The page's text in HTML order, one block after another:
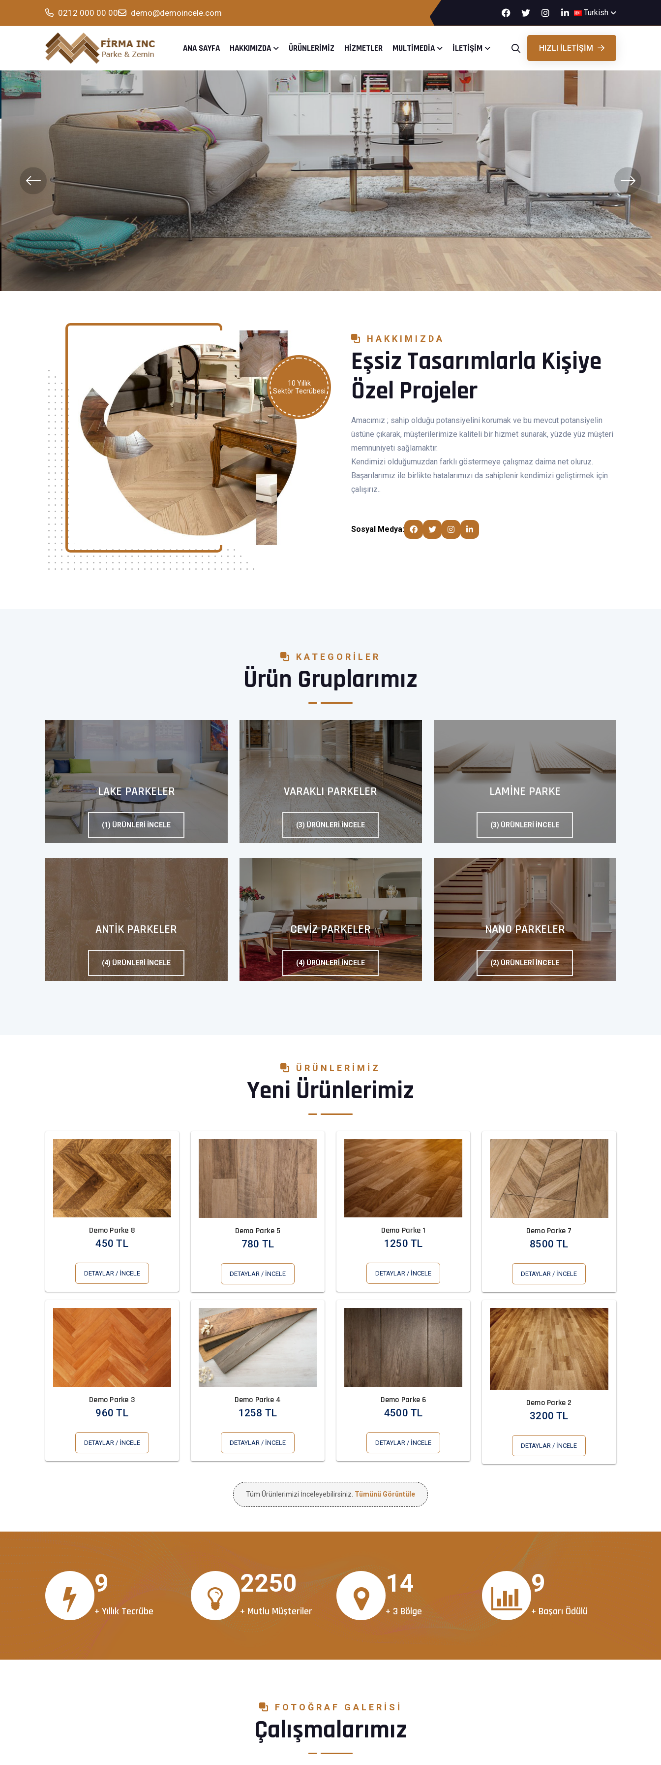
0212 000 00 00 demo@demoincele.com Turkish
ANA SAYFA HAKKIMIZDA ÜRÜNLERIMIZ HIZMETLER MULTIMEDIA İLETIŞIM HIZLI ILETIŞIM
HIZLI VE KOLAY KURULUM
Geniş Bir Alanı Hızlı Bir Şekilde Kurmak
Için Ideal Yöntem.
DETAYLAR İLETIŞIM BILGILERI
10 Yıllık
Sektör Tecrübesi
HAKKIMIZDA
Eşsiz Tasarımlarla Kişiye
Özel Projeler
Amacımız ; sahip olduğu potansiyelini korumak ve bu mevcut potansiyelin
üstüne çıkarak, müşterilerimize kaliteli bir hizmet sunarak, yüzde yüz müşteri
memnuniyeti sağlamaktır.
Kendimizi olduğumuzdan farklı göstermeye çalışmaz daima net oluruz.
Başarılarımız ile birlikte hatalarımızı da sahiplenir kendimizi geliştirmek için
çalışırız..
Sosyal Medya:
KATEGORILER
Ürün Gruplarımız
LAKE PARKELER
(1) ÜRÜNLERI İNCELE
VARAKLI PARKELER
(3) ÜRÜNLERI İNCELE
LAMİNE PARKE
(3) ÜRÜNLERI İNCELE
ANTİK PARKELER
(4) ÜRÜNLERI İNCELE
CEVİZ PARKELER
(4) ÜRÜNLERI İNCELE
NANO PARKELER
(2) ÜRÜNLERI İNCELE
ÜRÜNLERIMIZ
Yeni Ürünlerimiz
Demo Parke 8
450 TL
DETAYLAR / İNCELE
Demo Parke 5
780 TL
DETAYLAR / İNCELE
Demo Parke 1
1250 TL
DETAYLAR / İNCELE
Demo Parke 7
8500 TL
DETAYLAR / İNCELE
Demo Parke 3
960 TL
DETAYLAR / İNCELE
Demo Parke 4
1258 TL
DETAYLAR / İNCELE
Demo Parke 6
4500 TL
DETAYLAR / İNCELE
Demo Parke 2
3200 TL
DETAYLAR / İNCELE
Tüm Ürünlerimizi İnceleyebilirsiniz. Tümünü Görüntüle
10
+ Yıllık Tecrübe
2500
+ Mutlu Müşteriler
15
+ 3 Bölge
10
+ Başarı Ödülü
FOTOĞRAF GALERISI
Çalışmalarımız